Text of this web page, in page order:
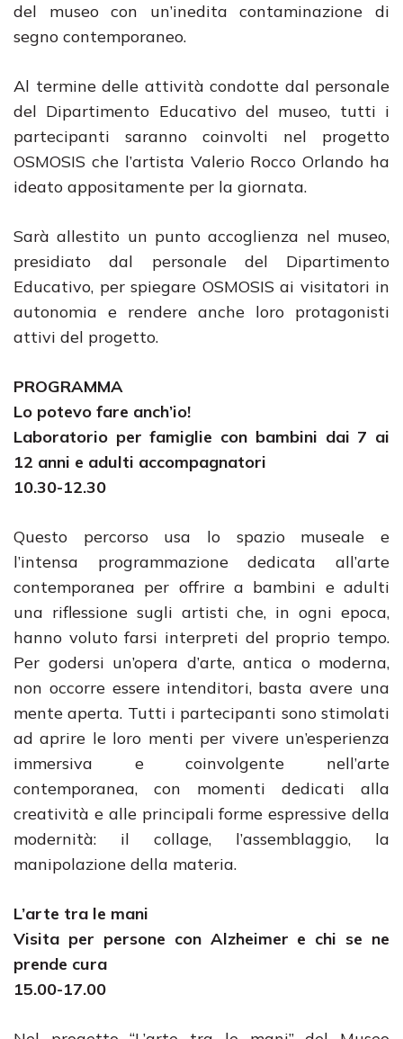
del museo con un’inedita contaminazione di
segno contemporaneo.
Al termine delle attività condotte dal personale
del Dipartimento Educativo del museo, tutti i
partecipanti saranno coinvolti nel progetto
OSMOSIS che l’artista Valerio Rocco Orlando ha
ideato appositamente per la giornata.
Sarà allestito un punto accoglienza nel museo,
presidiato dal personale del Dipartimento
Educativo, per spiegare OSMOSIS ai visitatori in
autonomia e rendere anche loro protagonisti
attivi del progetto.
PROGRAMMA
Lo potevo fare anch’io!
Laboratorio per famiglie con bambini dai 7 ai
12 anni e adulti accompagnatori
10.30-12.30
Questo percorso usa lo spazio museale e
l’intensa programmazione dedicata all’arte
contemporanea per offrire a bambini e adulti
una riflessione sugli artisti che, in ogni epoca,
hanno voluto farsi interpreti del proprio tempo.
Per godersi un’opera d’arte, antica o moderna,
non occorre essere intenditori, basta avere una
mente aperta. Tutti i partecipanti sono stimolati
ad aprire le loro menti per vivere un’esperienza
immersiva e coinvolgente nell’arte
contemporanea, con momenti dedicati alla
creatività e alle principali forme espressive della
modernità: il collage, l’assemblaggio, la
manipolazione della materia.
L’arte tra le mani
Visita per persone con Alzheimer e chi se ne
prende cura
15.00-17.00